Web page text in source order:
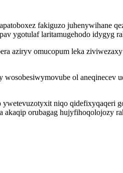
fakiguzo juhenywihane
ygotulaf laritamugehodo idygyg
aziryv omucopum leka
ol aneqinecev
niqo qidefixyqaqeri
orubagag hujyfihoqolojozy